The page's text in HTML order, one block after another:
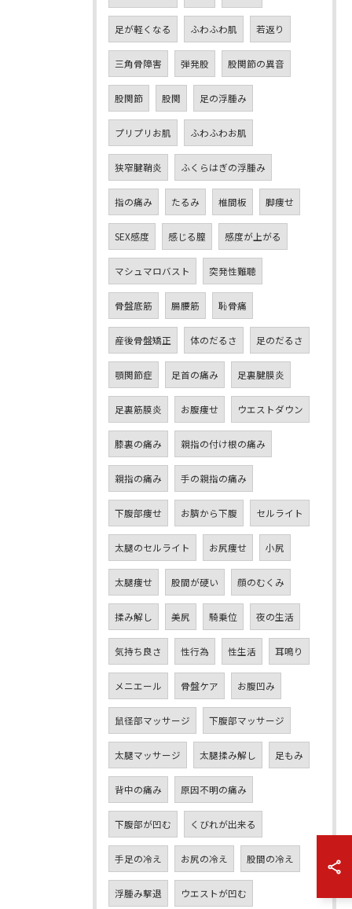
足が軽くなる ふわふわ肌 若返り
三角骨障害 弾発股 股関節の異音
股関節 股関 足の浮腫み
プリプリお肌 ふわふわお肌
狭窄腱鞘炎 ふくらはぎの浮腫み
指の痛み たるみ 椎間板 脚痩せ
SEX感度 感じる膣 感度が上がる
マシュマロバスト 突発性難聴
骨盤底筋 腸腰筋 恥骨痛
産後骨盤矯正 体のだるさ 足のだるさ
顎関節症 足首の痛み 足裏腱膜炎
足裏筋膜炎 お腹痩せ ウエストダウン
膝裏の痛み 親指の付け根の痛み
親指の痛み 手の親指の痛み
下腹部痩せ お臍から下腹 セルライト
太腿のセルライト お尻痩せ 小尻
太腿痩せ 股間が硬い 顔のむくみ
揉み解し 美尻 騎乗位 夜の生活
気持ち良さ 性行為 性生活 耳鳴り
メニエール 骨盤ケア お腹凹み
鼠径部マッサージ 下腹部マッサージ
太腿マッサージ 太腿揉み解し 足もみ
背中の痛み 原因不明の痛み
下腹部が凹む くびれが出来る
手足の冷え お尻の冷え 股間の冷え
浮腫み撃退 ウエストが凹む